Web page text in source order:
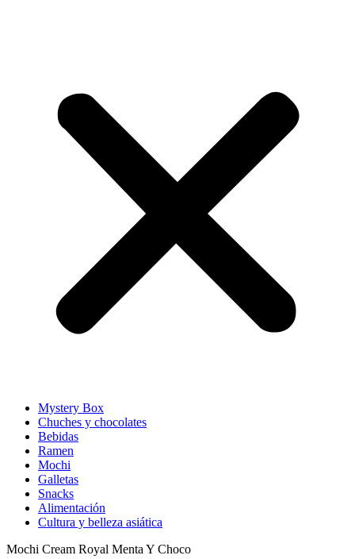
Mystery Box
Chuches y chocolates
Bebidas
Ramen
Mochi
Galletas
Snacks
Alimentación
Cultura y belleza asiática
Mochi Cream Royal Menta Y Choco